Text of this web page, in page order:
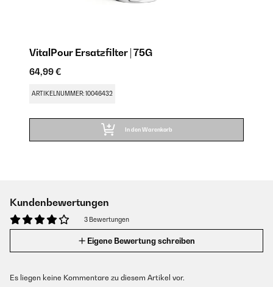
VitalPour Ersatzfilter | 75G
64,99 €
ARTIKELNUMMER: 10046432
In den Warenkorb
Kundenbewertungen
3 Bewertungen
Eigene Bewertung schreiben
Es liegen keine Kommentare zu diesem Artikel vor.